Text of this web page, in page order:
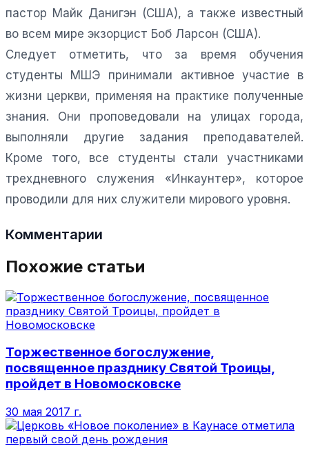
пастор Майк Данигэн (США), а также известный
во всем мире экзорцист Боб Ларсон (США).
Следует отметить, что за время обучения
студенты МШЭ принимали активное участие в
жизни церкви, применяя на практике полученные
знания. Они проповедовали на улицах города,
выполняли другие задания преподавателей.
Кроме того, все студенты стали участниками
трехдневного служения «Инкаунтер», которое
проводили для них служители мирового уровня.
Комментарии
Похожие статьи
Торжественное богослужение,
посвященное празднику Святой Троицы,
пройдет в Новомосковске
30 мая 2017 г.